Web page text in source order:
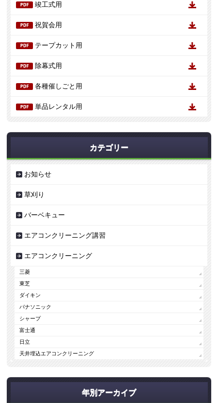
竣工式用
祝賀会用
テープカット用
除幕式用
各種催しごと用
単品レンタル用
カテゴリー
お知らせ
草刈り
バーベキュー
エアコンクリーニング講習
エアコンクリーニング
三菱
東芝
ダイキン
パナソニック
シャープ
富士通
日立
天井埋込エアコンクリーニング
年別アーカイブ